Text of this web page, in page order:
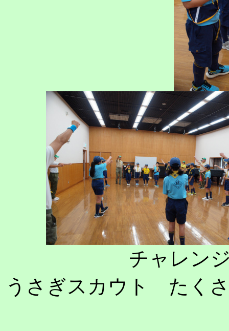
チャレン
うさぎスカウト たく